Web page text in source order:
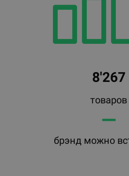
8'267
товаров
━━
брэнд можно